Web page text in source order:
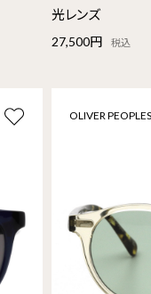
光レンズ
27,500円 税込
OLIVER PEOPLES